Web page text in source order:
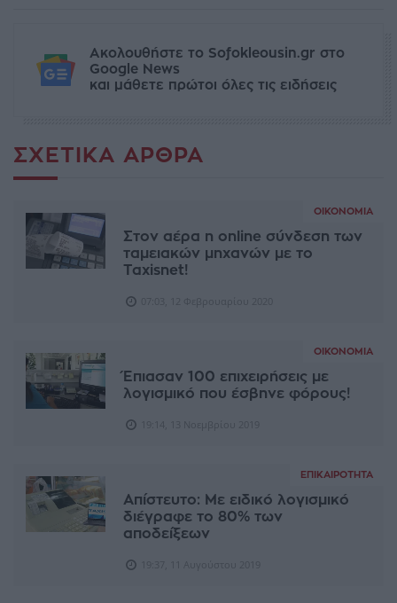
Ακολουθήστε το Sofokleousin.gr στο
Google News
και μάθετε πρώτοι όλες τις ειδήσεις
ΣΧΕΤΙΚΆ ΆΡΘΡΑ
ΟΙΚΟΝΟΜΊΑ
Στον αέρα η online σύνδεση των
ταμειακών μηχανών με το
Taxisnet!
ΟΙΚΟΝΟΜΊΑ
Έπιασαν 100 επιχειρήσεις με
λογισμικό που έσβηνε φόρους!
ΕΠΙΚΑΙΡΌΤΗΤΑ
Απίστευτο: Με ειδικό λογισμικό
διέγραφε το 80% των
αποδείξεων